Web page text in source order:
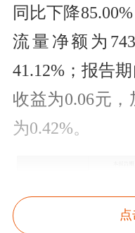
同比下降
流量净额为
41.12%；报告
收益为0.06元
为0.42%。